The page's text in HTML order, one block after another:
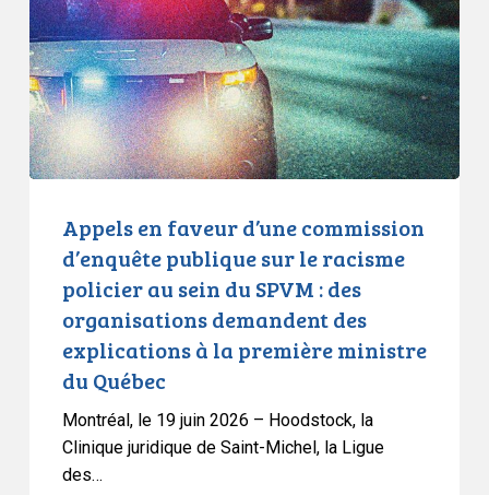
commission
d’enquête
publique
sur
le
racisme
SPVM
organisations
demandent
explications
Appels en faveur d’une commission
d’enquête publique sur le racisme
policier au sein du SPVM : des
organisations demandent des
explications à la première ministre
du Québec
Montréal, le 19 juin 2026 – Hoodstock, la
Clinique juridique de Saint-Michel, la Ligue
des…